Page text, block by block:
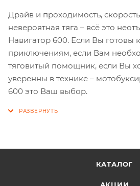
Драйв и проходимость,
невероятная тяга – всё это
Навигатор 600. Если Вы готовы
приключениям, если Вам
тяговитый помощник, если Вы
уверенны в технике –
600 это Ваш выбор.
КАТАЛОГ